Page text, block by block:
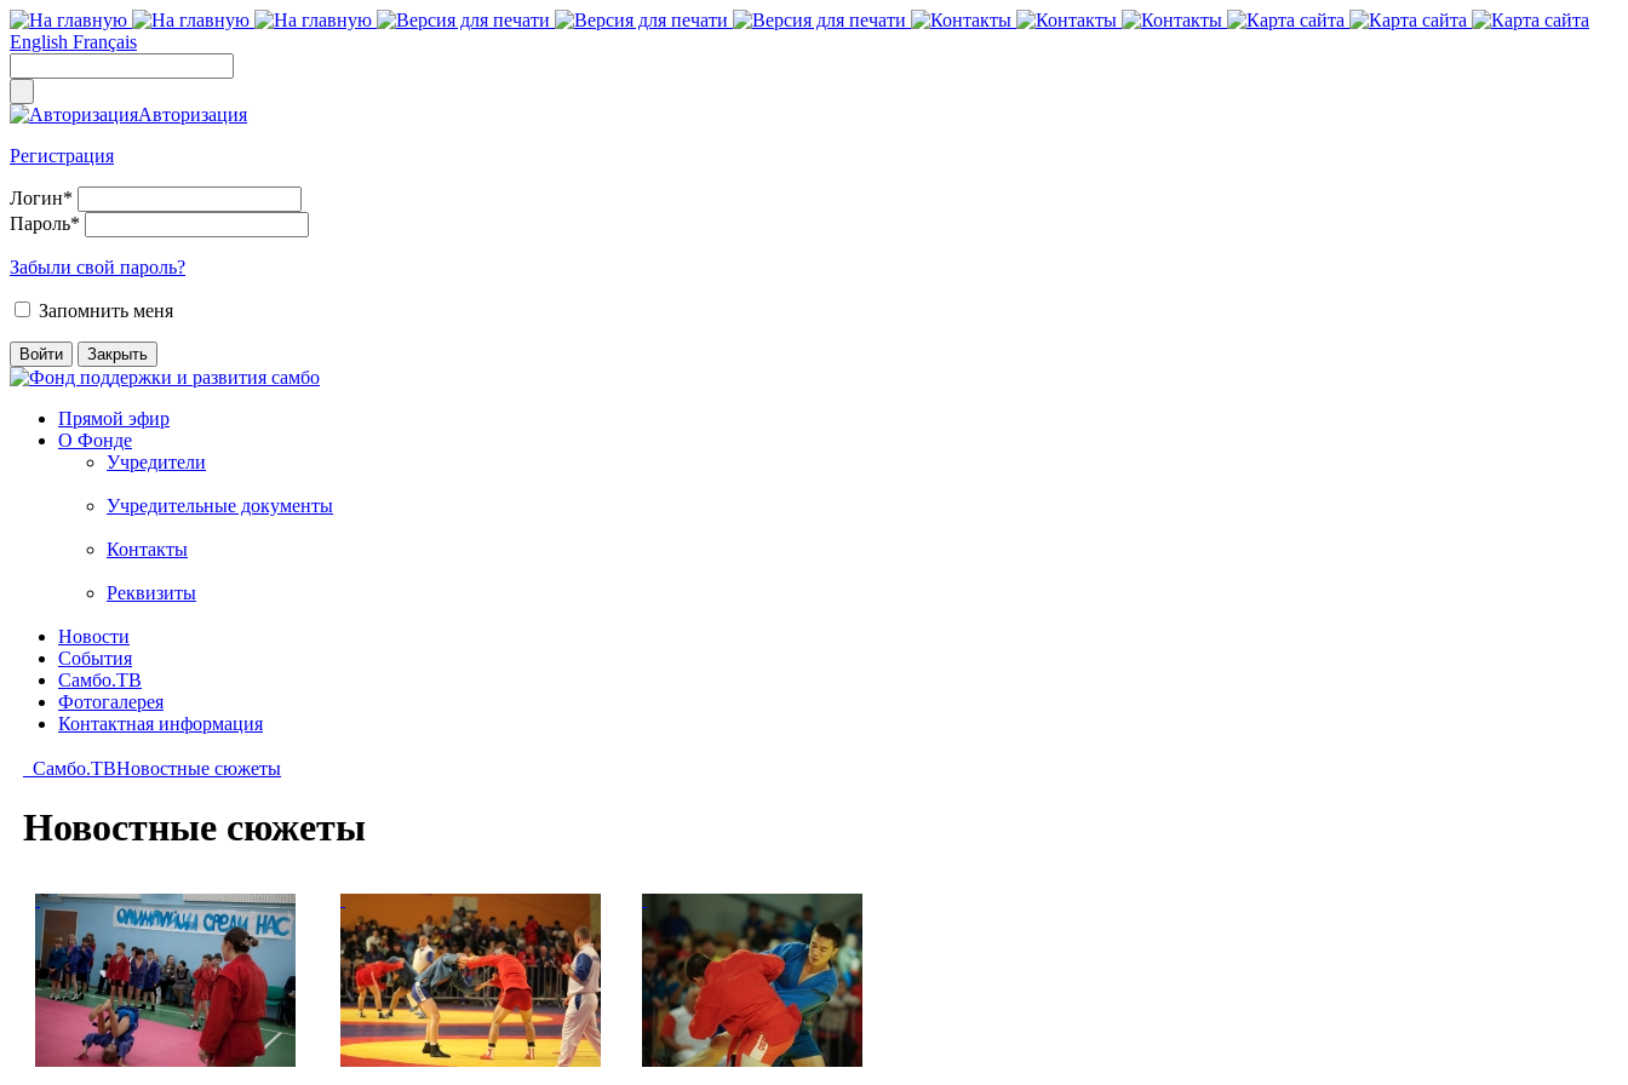
English Français
Авторизация
Регистрация
Логин*
Пароль*
Забыли свой пароль?
Запомнить меня
Прямой эфир
О Фонде
Учредители
Учредительные документы
Контакты
Реквизиты
Новости
События
Самбо.ТВ
Фотогалерея
Контактная информация
Самбо.ТВНовостные сюжеты
Новостные сюжеты